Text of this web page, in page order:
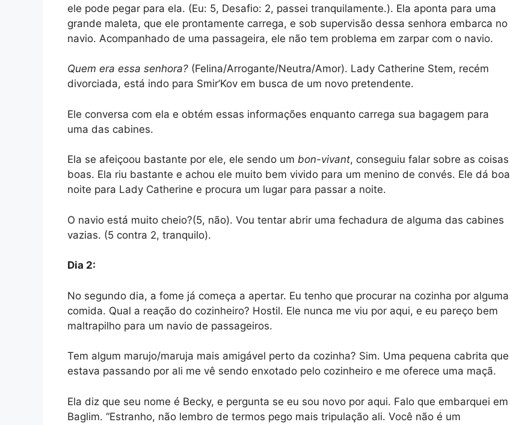
ele pode pegar para ela. (Eu: 5, Desafio: 2, passei tranquilamente.). Ela aponta para uma
grande maleta, que ele prontamente carrega, e sob supervisão dessa senhora embarca no
navio. Acompanhado de uma passageira, ele não tem problema em zarpar com o navio.
Quem era essa senhora? (Felina/Arrogante/Neutra/Amor). Lady Catherine Stem, recém
divorciada, está indo para Smir’Kov em busca de um novo pretendente.
Ele conversa com ela e obtém essas informações enquanto carrega sua bagagem para
uma das cabines.
Ela se afeiçoou bastante por ele, ele sendo um bon-vivant, conseguiu falar sobre as coisas
boas. Ela riu bastante e achou ele muito bem vivido para um menino de convés. Ele dá boa
noite para Lady Catherine e procura um lugar para passar a noite.
O navio está muito cheio?(5, não). Vou tentar abrir uma fechadura de alguma das cabines
vazias. (5 contra 2, tranquilo).
Dia 2:
No segundo dia, a fome já começa a apertar. Eu tenho que procurar na cozinha por alguma
comida. Qual a reação do cozinheiro? Hostil. Ele nunca me viu por aqui, e eu pareço bem
maltrapilho para um navio de passageiros.
Tem algum marujo/maruja mais amigável perto da cozinha? Sim. Uma pequena cabrita que
estava passando por ali me vê sendo enxotado pelo cozinheiro e me oferece uma maçã.
Ela diz que seu nome é Becky, e pergunta se eu sou novo por aqui. Falo que embarquei em
Baglim. “Estranho, não lembro de termos pego mais tripulação ali. Você não é um